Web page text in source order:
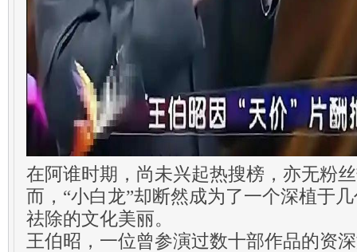
在阿谁时期，尚未兴起热搜榜，亦无粉
而，“小白龙”却断然成为了一个深植于
祛除的文化美丽。
王伯昭，一位曾参演过数十部作品的资